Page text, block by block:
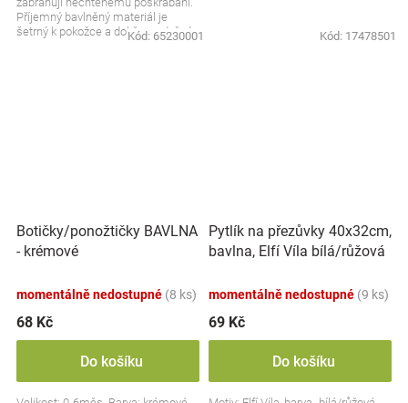
Příjemný bavlněný materiál je
šetrný k pokožce a dobře prodyšný.
Kód: 65230001 Kód: 17478501
Botičky/ponožtičky BAVLNA
- krémové
momentálně nedostupné (8 ks)
68 Kč
Do košíku
Pytlík na přezůvky 40x32cm,
bavlna, Elfí Víla bílá/růžová
momentálně nedostupné (9 ks)
69 Kč
Do košíku